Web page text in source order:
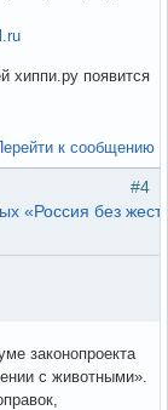
хиппи.ру появится
к сообщению
#4
«Россия без
законопроекта
с животными».